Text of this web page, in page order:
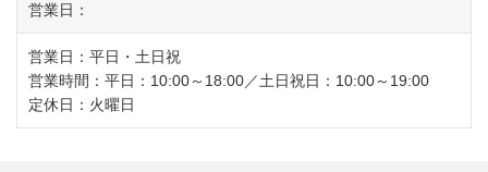
営業日：
営業日：平日・土日祝
営業時間：平日：10:00～18:00／土日祝日：10:00～19:00
定休日：火曜日